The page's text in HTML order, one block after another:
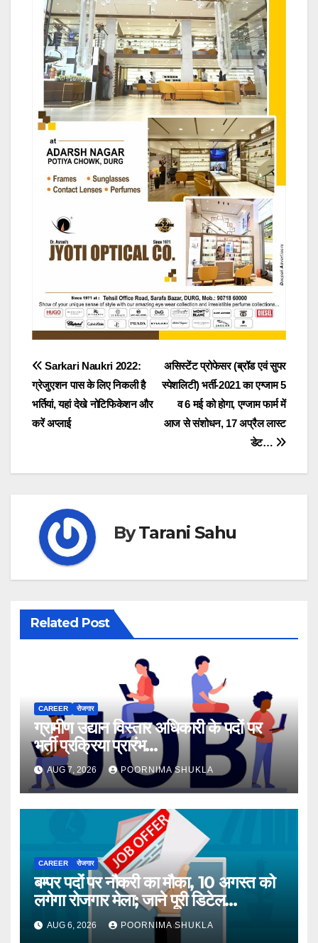
Post
navigation
असिस्टेंट प्रोफेसर (ब्रॉड एवं सुपर
स्पेशलिटी) भर्ती-2021 का एग्जाम 5
व 6 मई को होगा, एग्जाम फार्म में
आज से संशोधन, 17 अप्रैल लास्ट
डेट…
Sarkari Naukri 2022:
ग्रेजुएशन पास के लिए निकली है
भर्तियां, यहां देखे नोटिफिकेशन और
करें अप्लाई
ByTarani Sahu
Related Post
CAREER रोजगार
ग्रामीण उद्यान विस्तार अधिकारी के पदों पर
भर्ती प्रक्रिया प्रारंभ…
AUG 7, 2026 POORNIMA SHUKLA
CAREER रोजगार
बम्पर पदों पर नौकरी का मौका, 10 अगस्त को
लगेगा रोजगार मेला; जाने पूरी डिटेल…
AUG 6, 2026 POORNIMA SHUKLA